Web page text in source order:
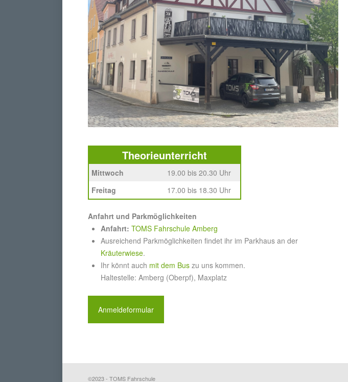
Theorieunterricht
Mittwoch
19.00 bis 20.30 Uhr
Freitag
17.00 bis 18.30 Uhr
Anfahrt und Parkmöglichkeiten
Anfahrt: TOMS Fahrschule Amberg
Ausreichend Parkmöglichkeiten findet ihr im Parkhaus an der
Kräuterwiese.
Ihr könnt auch mit dem Bus zu uns kommen.
Haltestelle: Amberg (Oberpf), Maxplatz
Anmeldeformular
©2023 - TOMS Fahrschule